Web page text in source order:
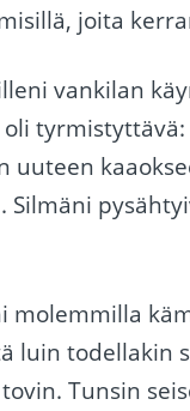
joita
vankilan
uuteen
Silmäni
molemmilla
luin todellakin
Tunsin